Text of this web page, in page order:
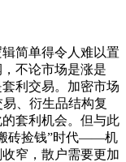
简单得令人难以置
不论市场是涨是
利交易。加密市场
、衍生品结构复
套利机会。但与此
砖捡钱”时代——机
窄，散户需要更加